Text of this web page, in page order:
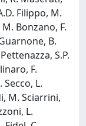
Filippo, M.
Bonzano, F.
B.
S.P.
F.
L.
M. Sciarrini,
L.